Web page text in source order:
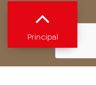
Principal